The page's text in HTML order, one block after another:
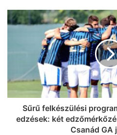
Sűrű felkészülési
edzések: két
Csanád GA